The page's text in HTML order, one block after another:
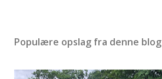
Populære opslag fra denne blog